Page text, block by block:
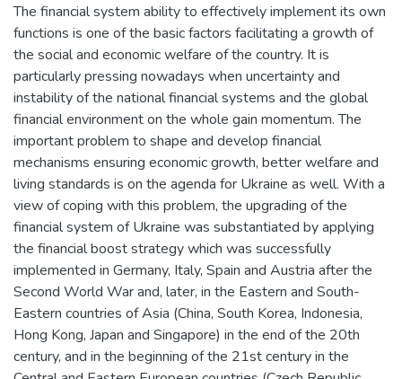
The financial system ability to effectively implement its own
functions is one of the basic factors facilitating a growth of
the social and economic welfare of the country. It is
particularly pressing nowadays when uncertainty and
instability of the national financial systems and the global
financial environment on the whole gain momentum. The
important problem to shape and develop financial
mechanisms ensuring economic growth, better welfare and
living standards is on the agenda for Ukraine as well. With a
view of coping with this problem, the upgrading of the
financial system of Ukraine was substantiated by applying
the financial boost strategy which was successfully
implemented in Germany, Italy, Spain and Austria after the
Second World War and, later, in the Eastern and South-
Eastern countries of Asia (China, South Korea, Indonesia,
Hong Kong, Japan and Singapore) in the end of the 20th
century, and in the beginning of the 21st century in the